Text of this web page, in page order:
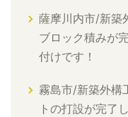
薩摩川内市/新築
ブロック積みが
付けです！
霧島市/新築外構
トの打設が完了